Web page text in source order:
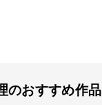
のおすすめ作品